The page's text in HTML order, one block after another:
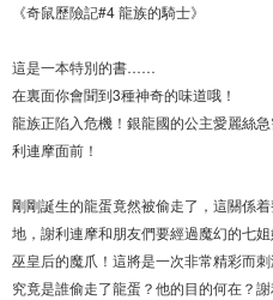
《奇鼠歷險記#4 龍族的騎士》
這是一本特別的書……
在裏面你會聞到3種神奇的味道哦！
龍族正陷入危機！銀龍國的公主愛麗絲
利連摩面前！
剛剛誕生的龍蛋竟然被偷走了，這關係
地，謝利連摩和朋友們要經過魔幻的七
巫皇后的魔爪！這將是一次非常精彩而
究竟是誰偷走了龍蛋？他的目的何在？